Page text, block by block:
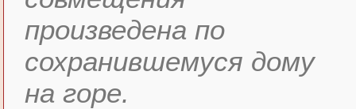
произведена по
сохранившемуся дому
на горе.